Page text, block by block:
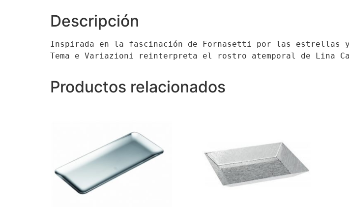
Descripción
Inspirada en la fascinación de Fornasetti por las
Tema e Variazioni reinterpreta el rostro atemporal de Lina
Productos relacionados